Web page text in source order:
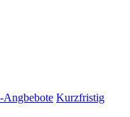
Angbebote Kurzfristig